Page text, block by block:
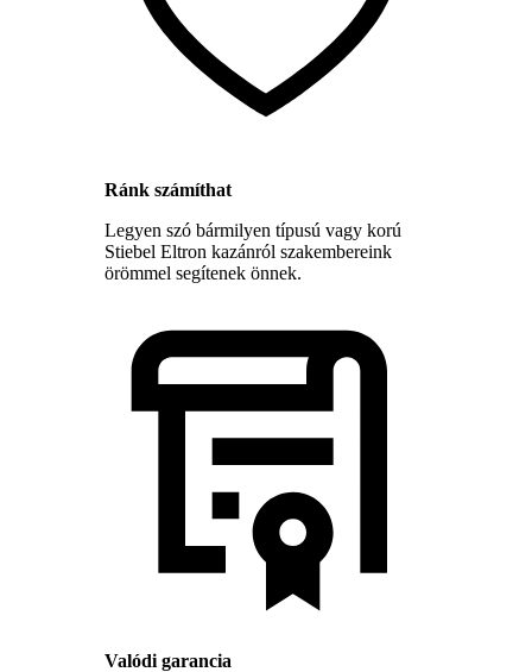
Ránk számíthat
Legyen szó bármilyen típusú vagy korú
Stiebel Eltron kazánról szakembereink
örömmel segítenek önnek.
Valódi garancia